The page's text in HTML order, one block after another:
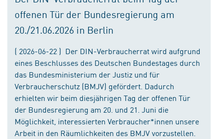
offenen Tür der Bundesregierung am
20./21.06.2026 in Berlin
( 2026-06-22 ) Der DIN-Verbraucherrat wird aufgrund
eines Beschlusses des Deutschen Bundestages durch
das Bundesministerium der Justiz und für
Verbraucherschutz (BMJV) gefördert. Dadurch
erhielten wir beim diesjährigen Tag der offenen Tür
der Bundesregierung am 20. und 21. Juni die
Möglichkeit, interessierten Verbraucher*innen unsere
Arbeit in den Räumlichkeiten des BMJV vorzustellen.